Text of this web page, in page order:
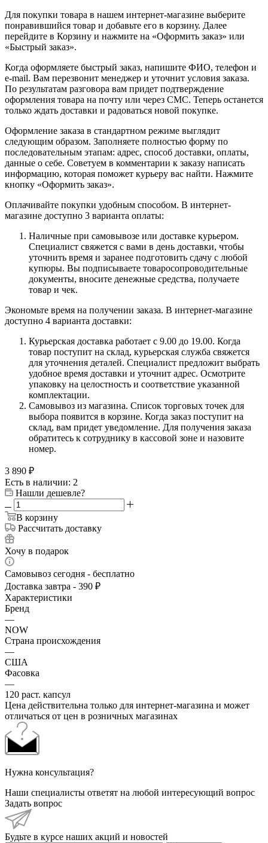
Для покупки товара в нашем интернет-магазине выберите
понравившийся товар и добавьте его в корзину. Далее
перейдите в Корзину и нажмите на «Оформить заказ» или
«Быстрый заказ».
Когда оформляете быстрый заказ, напишите ФИО, телефон и
e-mail. Вам перезвонит менеджер и уточнит условия заказа.
По результатам разговора вам придет подтверждение
оформления товара на почту или через СМС. Теперь останется
только ждать доставки и радоваться новой покупке.
Оформление заказа в стандартном режиме выглядит
следующим образом. Заполняете полностью форму по
последовательным этапам: адрес, способ доставки, оплаты,
данные о себе. Советуем в комментарии к заказу написать
информацию, которая поможет курьеру вас найти. Нажмите
кнопку «Оформить заказ».
Оплачивайте покупки удобным способом. В интернет-
магазине доступно 3 варианта оплаты:
Наличные при самовывозе или доставке курьером.
Специалист свяжется с вами в день доставки, чтобы
уточнить время и заранее подготовить сдачу с любой
купюры. Вы подписываете товаросопроводительные
документы, вносите денежные средства, получаете
товар и чек.
Экономьте время на получении заказа. В интернет-магазине
доступно 4 варианта доставки:
Курьерская доставка работает с 9.00 до 19.00. Когда
товар поступит на склад, курьерская служба свяжется
для уточнения деталей. Специалист предложит выбрать
удобное время доставки и уточнит адрес. Осмотрите
упаковку на целостность и соответствие указанной
комплектации.
Самовывоз из магазина. Список торговых точек для
выбора появится в корзине. Когда заказ поступит на
склад, вам придет уведомление. Для получения заказа
обратитесь к сотруднику в кассовой зоне и назовите
номер.
3 890 ₽
Есть в наличии: 2
Нашли дешевле?
В корзину
Рассчитать доставку
Хочу в подарок
Самовывоз сегодня - бесплатно
Доставка завтра - 390 ₽
Характеристики
Бренд
—
NOW
Страна происхождения
—
США
Фасовка
—
120 раст. капсул
Цена действительна только для интернет-магазина и может
отличаться от цен в розничных магазинах
Нужна консультация?
Наши специалисты ответят на любой интересующий вопрос
Задать вопрос
Будьте в курсе наших акций и новостей